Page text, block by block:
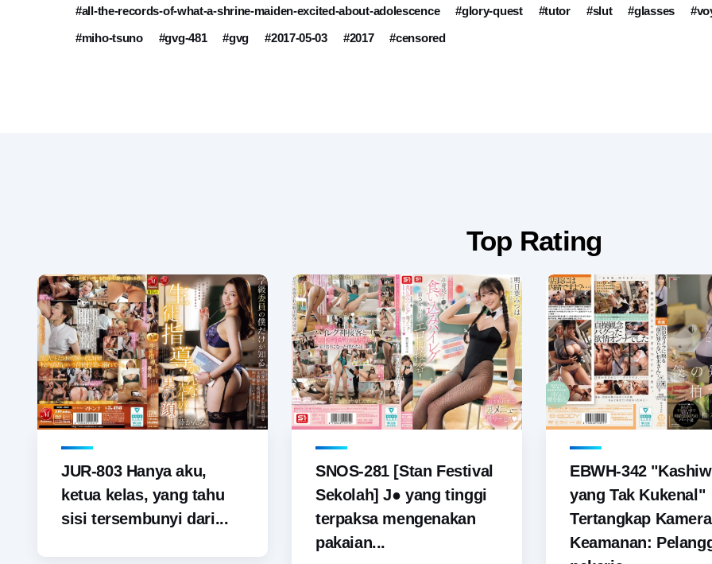
#all-the-records-of-what-a-shrine-maiden-excited-about-adolescence #glory-quest #tutor #slut #glasses
#miho-tsuno
#gvg-481 #gvg #2017-05-03 #2017 #censored
Top Rating
JUR-803 Hanya aku,
ketua kelas, yang tahu
sisi tersembunyi dari...
SNOS-281 [Stan Festival
Sekolah] J● yang tinggi
terpaksa mengenakan
pakaian...
EBWH-342
yang Tak Kukenal"
Tertangkap Kamera
Keamanan: